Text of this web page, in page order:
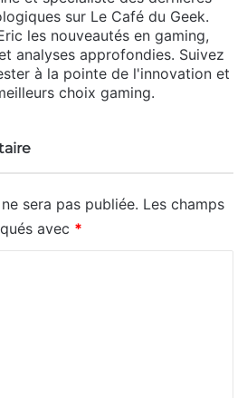
sur Le Café du Geek.
les nouveautés en gaming,
analyses approfondies. Suivez
à la pointe de l'innovation et
choix gaming.
sera pas publiée. Les champs
avec *